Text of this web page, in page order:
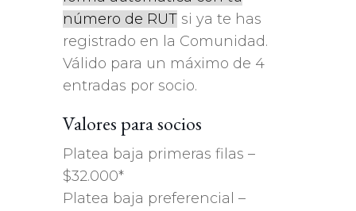
número de RUT si ya te has
registrado en la Comunidad.
Válido para un máximo de 4
entradas por socio.
Valores para socios
Platea baja primeras filas –
$32.000*
Platea baja preferencial –